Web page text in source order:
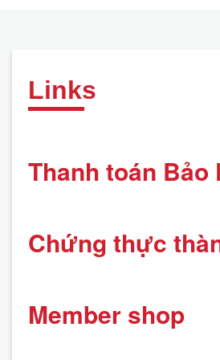
Links
Thanh toán Bảo
Chứng thực
Member shop